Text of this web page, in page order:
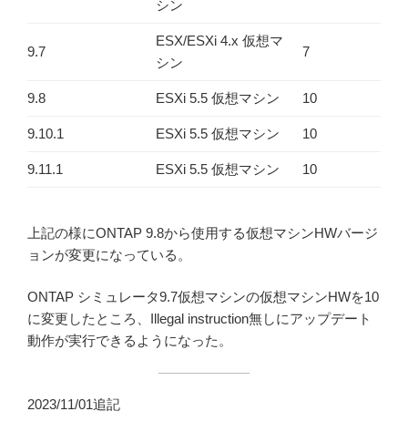
シン
9.7
ESX/ESXi 4.x 仮想マ
シン
7
9.8 ESXi 5.5 仮想マシン 10
9.10.1 ESXi 5.5 仮想マシン 10
9.11.1 ESXi 5.5 仮想マシン 10
上記の様にONTAP 9.8から使用する仮想マシンHWバージ
ョンが変更になっている。
ONTAP シミュレータ9.7仮想マシンの仮想マシンHWを10
に変更したところ、Illegal instruction無しにアップデート
動作が実行できるようになった。
2023/11/01追記